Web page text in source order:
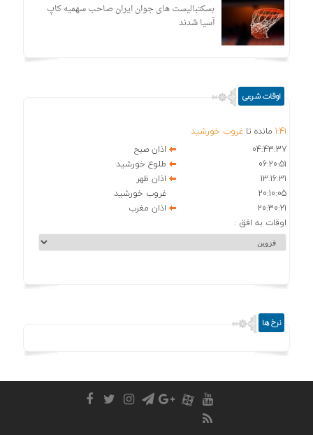
بسکتبالیست های جوان ایران صاحب سهمیه کاپ
آسیا شدند
اوقات شرعی
1:41 مانده تا غروب خورشید
04:43:37
اذان صبح
06:20:51
طلوع خورشید
13:16:31
اذان ظهر
20:10:05
غروب خورشید
20:30:21
اذان مغرب
اوقات به افق :
نرخ ها